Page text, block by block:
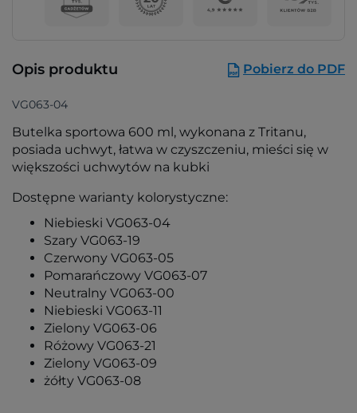
Opis produktu Pobierz do PDF
VG063-04
Butelka sportowa 600 ml, wykonana z Tritanu,
posiada uchwyt, łatwa w czyszczeniu, mieści się w
większości uchwytów na kubki
Dostępne warianty kolorystyczne:
Niebieski VG063-04
Szary VG063-19
Czerwony VG063-05
Pomarańczowy VG063-07
Neutralny VG063-00
Niebieski VG063-11
Zielony VG063-06
Różowy VG063-21
Zielony VG063-09
żółty VG063-08